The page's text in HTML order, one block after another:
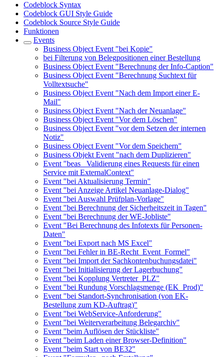
Codeblock Syntax
Codeblock GUI Style Guide
Codeblock Source Style Guide
Funktionen
Events
Business Object Event "bei Kopie"
bei Filterung von Belegpositionen einer Bestellung
Business Object Event "Berechnung der Info-Caption"
Business Object Event "Berechnung Suchtext für
Volltextsuche"
Business Object Event "Nach dem Import einer E-
Mail"
Business Object Event "Nach der Neuanlage"
Business Object Event "Vor dem Löschen"
Business Object Event "vor dem Setzen der internen
Notiz"
Business Object Event "Vor dem Speichern"
Business Objekt Event "nach dem Duplizieren"
Event "beas_ Validierung eines Requests für einen
Service mit ExternalContext"
Event "bei Aktualisierung Termin"
Event "bei Anzeige Artikel Neuanlage-Dialog"
Event "bei Auswahl Prüfplan-Vorlage"
Event "bei Berechnung der Sicherheitszeit in Tagen"
Event "bei Berechnung der WE-Jobliste"
Event "Bei Berechnung des Infotexts für Personen-
Daten"
Event "bei Export nach MS Excel"
Event "bei Fehler in BE-Recht_Event_Formel"
Event "bei Import der Sachkontenbuchungsdatei"
Event "bei Initialisierung der Lagerbuchung"
Event "bei Kopplung Vertreter_PLZ"
Event "bei Rundung Vorschlagsmenge (EK_Prod)"
Event "bei Standort-Synchronisation (von EK-
Bestellung zum KD-Auftrag)"
Event "bei WebService-Anforderung"
Event "bei Weiterverarbeitung Belegarchiv"
Event "beim Auflösen der Stückliste"
Event "beim Laden einer Browser-Definition"
Event "beim Start von BE32"